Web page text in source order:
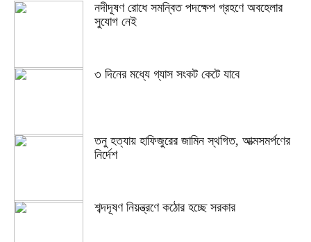
নদীদূষণ রোধে সমন্বিত পদক্ষেপ গ্রহণে অবহেলার
সুযোগ নেই
৩ দিনের মধ্যে গ্যাস সংকট কেটে যাবে
তনু হত্যায় হাফিজুরের জামিন স্থগিত, আত্মসমর্পণের
নির্দেশ
শব্দদূষণ নিয়ন্ত্রণে কঠোর হচ্ছে সরকার